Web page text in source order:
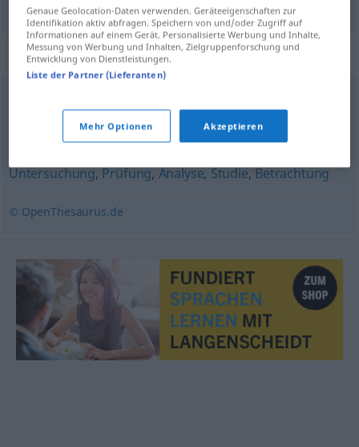
Synonyme für "Auswertung"
Verwertung,Verwendung, Ausnutzung
Untersuchung,Prüfung,Analyse,Studie,Betrachtung
© OpenThesaurus.de
Genaue Geolocation-Daten verwenden. Geräteeigenschaften zur
Identifikation aktiv abfragen. Speichern von und/oder Zugriff auf
Informationen auf einem Gerät. Personalisierte Werbung und Inhalte,
Messung von Werbung und Inhalten, Zielgruppenforschung und
Entwicklung von Dienstleistungen.
Liste der Partner (Lieferanten)
Mehr Optionen Akzeptieren